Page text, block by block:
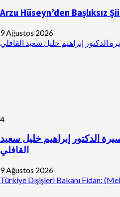
Arzu Hüseyn’den Başlıksız
9 Ağustos 2026
الدكتور إبراهيم خليل سعيد القافلي
4
الدكتور إبراهيم خليل سعيد
القافلي
9 Ağustos 2026
Türkiye Dışişleri Bakanı Fidan: